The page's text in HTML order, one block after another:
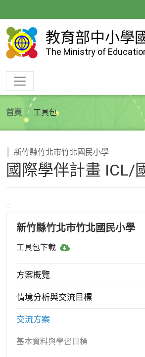
到
主
內
教育部中小學
The Ministry of
首頁 工具包
新竹縣竹北市竹北國民小學
國際學伴計畫 ICL/
:::
新竹縣竹北市竹北國民小學
工具包下載
工
載
方案概覽
情境分析與交流目標
交流方案
基本資料與學習目標